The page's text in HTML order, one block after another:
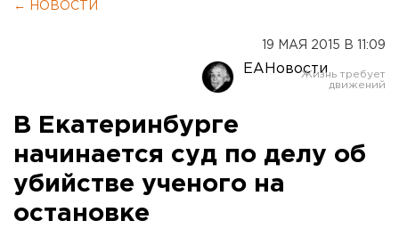
← НОВОСТИ
19 МАЯ 2015 В 11:09
ЕАНовости
В Екатеринбурге
начинается суд по делу об
убийстве ученого на
остановке